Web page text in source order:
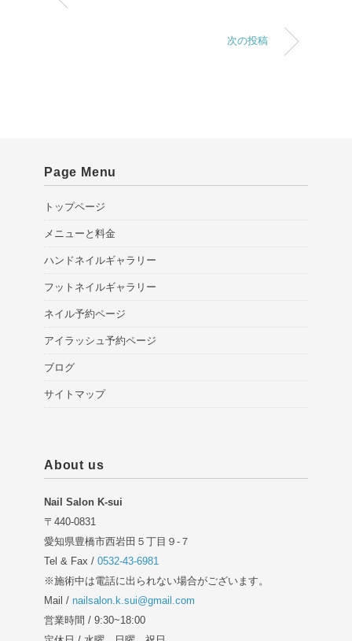
次の投稿
Page Menu
トップページ
メニューと料金
ハンドネイルギャラリー
フットネイルギャラリー
ネイル予約ページ
アイラッシュ予約ページ
ブログ
サイトマップ
About us
Nail Salon K-sui
〒440-0831
愛知県豊橋市西岩田５丁目９-７
Tel & Fax / 0532-43-6981
※施術中は電話に出られない場合がございます。
Mail / nailsalon.k.sui@gmail.com
営業時間 / 9:30~18:00